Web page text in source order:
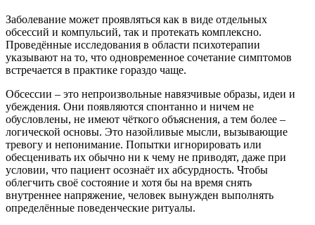
Заболевание может проявляться как в виде отдельных
обсессий и компульсий, так и протекать комплексно.
Проведённые исследования в области психотерапии
указывают на то, что одновременное сочетание симптомов
встречается в практике гораздо чаще.
Обсессии – это непроизвольные навязчивые образы, идеи и
убеждения. Они появляются спонтанно и ничем не
обусловлены, не имеют чёткого объяснения, а тем более –
логической основы. Это назойливые мысли, вызывающие
тревогу и непонимание. Попытки игнорировать или
обесценивать их обычно ни к чему не приводят, даже при
условии, что пациент осознаёт их абсурдность. Чтобы
облегчить своё состояние и хотя бы на время снять
внутреннее напряжение, человек вынужден выполнять
определённые поведенческие ритуалы.